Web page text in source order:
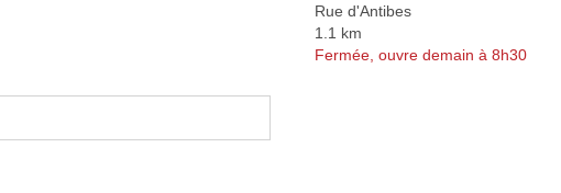
Rue d'Antibes
1.1 km
Fermée, ouvre demain à 8h30